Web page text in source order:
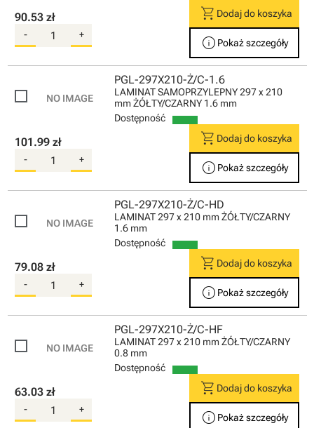
90.53 zł
- +
shopping_cart Dodaj do koszyka
info Pokaż szczegóły
PGL-297X210-Ż/C-1.6
LAMINAT SAMOPRZYLEPNY 297 x 210
mm ŻÓŁTY/CZARNY 1.6 mm
Dostępność
101.99 zł
- +
shopping_cart Dodaj do koszyka
info Pokaż szczegóły
PGL-297X210-Ż/C-HD
LAMINAT 297 x 210 mm ŻÓŁTY/CZARNY
1.6 mm
Dostępność
79.08 zł
- +
shopping_cart Dodaj do koszyka
info Pokaż szczegóły
PGL-297X210-Ż/C-HF
LAMINAT 297 x 210 mm ŻÓŁTY/CZARNY
0.8 mm
Dostępność
63.03 zł
- +
shopping_cart Dodaj do koszyka
info Pokaż szczegóły